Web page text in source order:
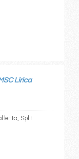
Lirica
Split